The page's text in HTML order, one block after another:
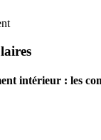
intérieur : les